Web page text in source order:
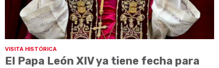
VISITA HISTÓRICA
El Papa León XIV ya tiene fecha para